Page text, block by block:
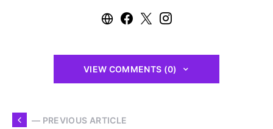
VIEW COMMENTS (0)
— PREVIOUS ARTICLE